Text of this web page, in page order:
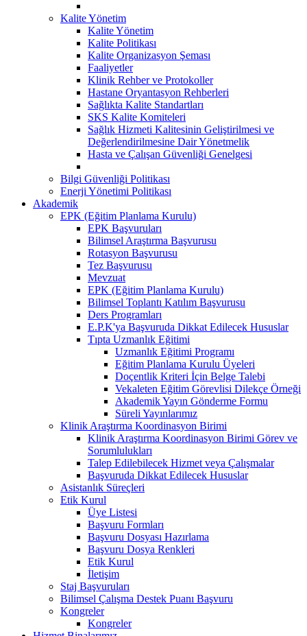
Kalite Yönetim
Kalite Yönetim
Kalite Politikası
Kalite Organizasyon Şeması
Faaliyetler
Klinik Rehber ve Protokoller
Hastane Oryantasyon Rehberleri
Sağlıkta Kalite Standartları
SKS Kalite Komiteleri
Sağlık Hizmeti Kalitesinin Geliştirilmesi ve
Değerlendirilmesine Dair Yönetmelik
Hasta ve Çalışan Güvenliği Genelgesi
Bilgi Güvenliği Politikası
Enerji Yönetimi Politikası
Akademik
EPK (Eğitim Planlama Kurulu)
EPK Başvuruları
Bilimsel Araştırma Başvurusu
Rotasyon Başvurusu
Tez Başvurusu
Mevzuat
EPK (Eğitim Planlama Kurulu)
Bilimsel Toplantı Katılım Başvurusu
Ders Programları
E.P.K'ya Başvuruda Dikkat Edilecek Hususlar
Tıpta Uzmanlık Eğitimi
Uzmanlık Eğitimi Programı
Eğitim Planlama Kurulu Üyeleri
Doçentlik Kriteri İçin Belge Talebi
Vekaleten Eğitim Görevlisi Dilekçe Örneği
Akademik Yayın Gönderme Formu
Süreli Yayınlarımız
Klinik Araştırma Koordinasyon Birimi
Klinik Araştırma Koordinasyon Birimi Görev ve
Sorumlulukları
Talep Edilebilecek Hizmet veya Çalışmalar
Başvuruda Dikkat Edilecek Hususlar
Asistanlık Süreçleri
Etik Kurul
Üye Listesi
Başvuru Formları
Başvuru Dosyası Hazırlama
Başvuru Dosya Renkleri
Etik Kurul
İletişim
Staj Başvuruları
Bilimsel Çalışma Destek Puanı Başvuru
Kongreler
Kongreler